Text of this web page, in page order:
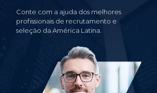
Conte com a ajuda dos melhores
profissionais de recrutamento e
seleção da América Latina.